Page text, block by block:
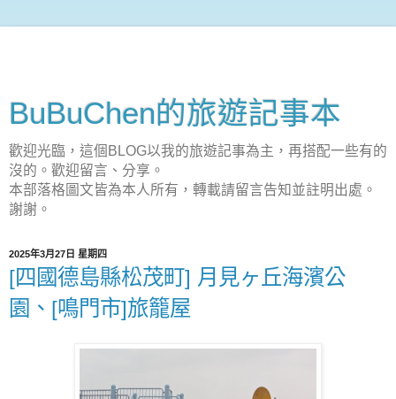
BuBuChen的旅遊記事本
歡迎光臨，這個BLOG以我的旅遊記事為主，再搭配一些有的
沒的。歡迎留言、分享。
本部落格圖文皆為本人所有，轉載請留言告知並註明出處。
謝謝。
2025年3月27日 星期四
[四國德島縣松茂町] 月見ヶ丘海濱公
園、[鳴門市]旅籠屋